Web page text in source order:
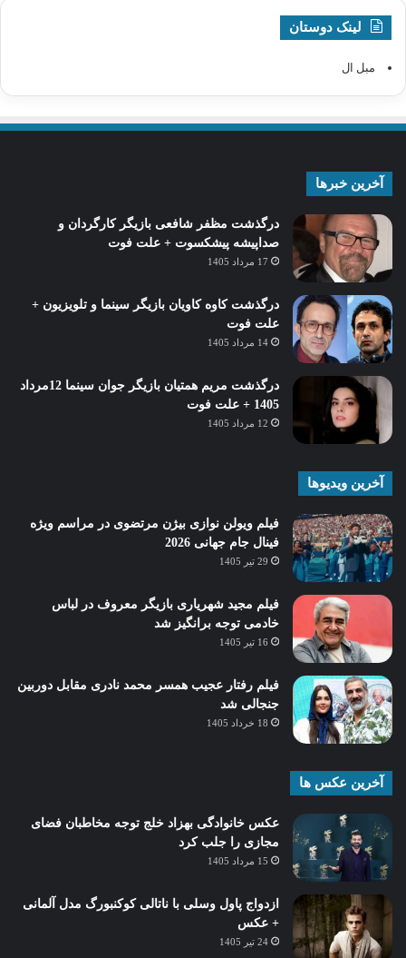
لینک دوستان
مبل ال
آخرین خبرها
درگذشت مظفر شافعی بازیگر کارگردان و
صداپیشه پیشکسوت + علت فوت
17 مرداد 1405
درگذشت کاوه کاویان بازیگر سینما و تلویزیون +
علت فوت
14 مرداد 1405
درگذشت مریم همتیان بازیگر جوان سینما 12مرداد
1405 + علت فوت
12 مرداد 1405
آخرین ویدیوها
فیلم ویولن نوازی بیژن مرتضوی در مراسم ویژه
فینال جام جهانی 2026
29 تیر 1405
فیلم مجید شهریاری بازیگر معروف در لباس
خادمی توجه برانگیز شد
16 تیر 1405
فیلم رفتار عجیب همسر محمد نادری مقابل دوربین
جنجالی شد
18 خرداد 1405
آخرین عکس ها
عکس خانوادگی بهزاد خلج توجه مخاطبان فضای
مجازی را جلب کرد
15 مرداد 1405
ازدواج پاول وسلی با ناتالی کوکنبورگ مدل آلمانی
+ عکس
24 تیر 1405